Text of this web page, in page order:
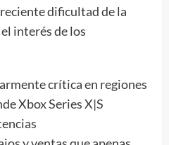
dificultad de la
interés de los
crítica en regiones
Xbox Series X|S